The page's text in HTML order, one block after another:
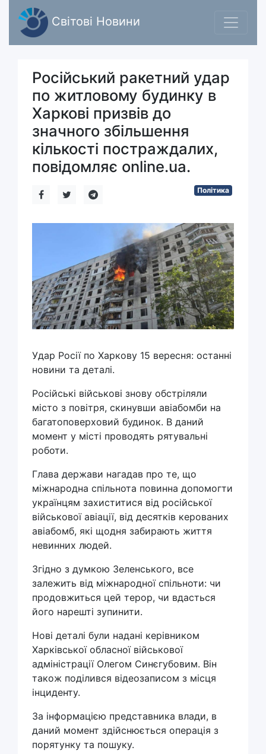
Світові Новини
Російський ракетний удар
по житловому будинку в
Харкові призвів до
значного збільшення
кількості постраждалих,
повідомляє online.ua.
Політика
Удар Росії по Харкову 15 вересня: останні
новини та деталі.
Російські військові знову обстріляли
місто з повітря, скинувши авіабомби на
багатоповерховий будинок. В даний
момент у місті проводять рятувальні
роботи.
Глава держави нагадав про те, що
міжнародна спільнота повинна допомогти
українцям захиститися від російської
військової авіації, від десятків керованих
авіабомб, які щодня забирають життя
невинних людей.
Згідно з думкою Зеленського, все
залежить від міжнародної спільноти: чи
продовжиться цей терор, чи вдасться
його нарешті зупинити.
Нові деталі були надані керівником
Харківської обласної військової
адміністрації Олегом Синєгубовим. Він
також поділився відеозаписом з місця
інциденту.
За інформацією представника влади, в
даний момент здійснюється операція з
порятунку та пошуку.